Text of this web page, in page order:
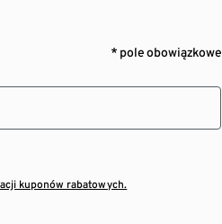
* pole obowiązkowe
kuponów rabatowych.